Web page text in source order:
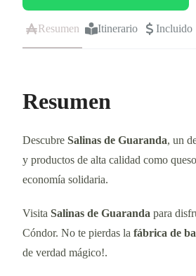
Resumen Itinerario Incluido
Resumen
Descubre Salinas de Guaranda, un
y productos de alta calidad como
economía solidaria.
Visita Salinas de Guaranda para
Cóndor. No te pierdas la fábrica de
de verdad mágico!.